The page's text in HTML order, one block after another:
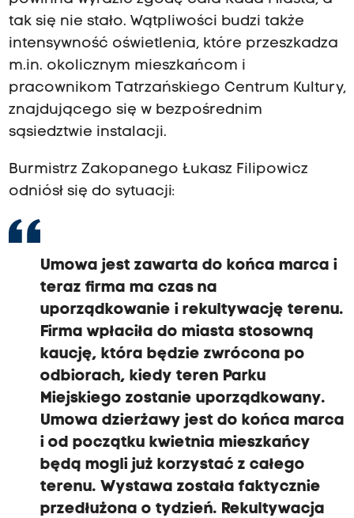
tak się nie stało. Wątpliwości budzi także
intensywność oświetlenia, które przeszkadza
m.in. okolicznym mieszkańcom i
pracownikom Tatrzańskiego Centrum Kultury,
znajdującego się w bezpośrednim
sąsiedztwie instalacji.
Burmistrz Zakopanego Łukasz Filipowicz
odniósł się do sytuacji:
Umowa jest zawarta do końca marca i
teraz firma ma czas na
uporządkowanie i rekultywację terenu.
Firma wpłaciła do miasta stosowną
kaucję, która będzie zwrócona po
odbiorach, kiedy teren Parku
Miejskiego zostanie uporządkowany.
Umowa dzierżawy jest do końca marca
i od początku kwietnia mieszkańcy
będą mogli już korzystać z całego
terenu. Wystawa została faktycznie
przedłużona o tydzień. Rekultywacja